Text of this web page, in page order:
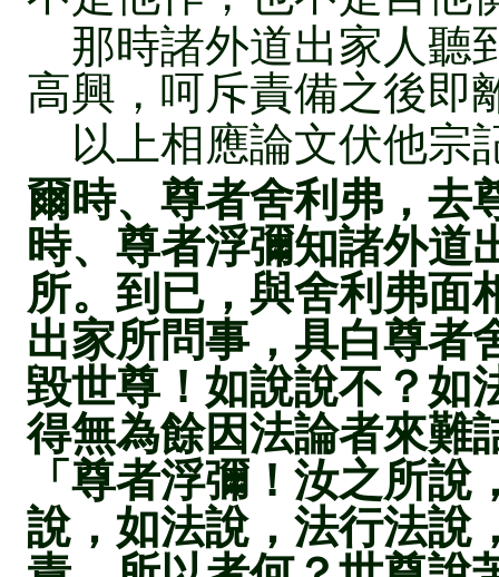
那時諸外道出家人聽
高興，呵斥責備之後即
以上相應論文伏他宗
爾時、尊者舍利弗，去
時、尊者浮彌知諸外道
所。到已，與舍利弗面
出家所問事，具白尊者
毀世尊！如說說不？如
得無為餘因法論者來難
「尊者浮彌！汝之所
說，如法說，法行法說